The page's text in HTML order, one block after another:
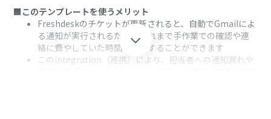
■このテンプレートを使うメリット
Freshdeskのチケットが更新されると、自動でGmailによ
る通知が実行されるため、これまで手作業での確認や連
絡に費やしていた時間を短縮することができます
このintegration（連携）により、担当者への通知漏れや